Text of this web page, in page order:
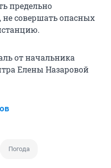
предельно
совершать опасных
от начальника
Елены Назаровой
Погода